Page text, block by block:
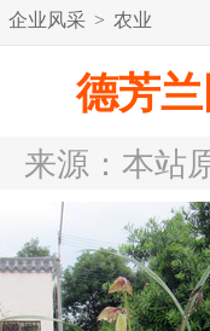
企业风采 > 农业
德芳
来源：本站